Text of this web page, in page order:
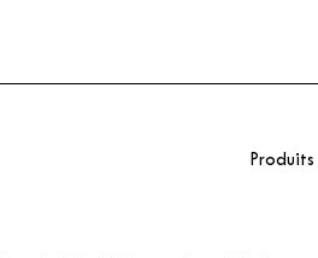
Produits